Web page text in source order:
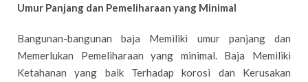
Umur Panjang dan Pemeliharaan yang Minimal
Bangunan-bangunan baja Memiliki umur panjang dan
Memerlukan Pemeliharaan yang minimal. Baja Memiliki
Ketahanan yang baik Terhadap korosi dan Kerusakan